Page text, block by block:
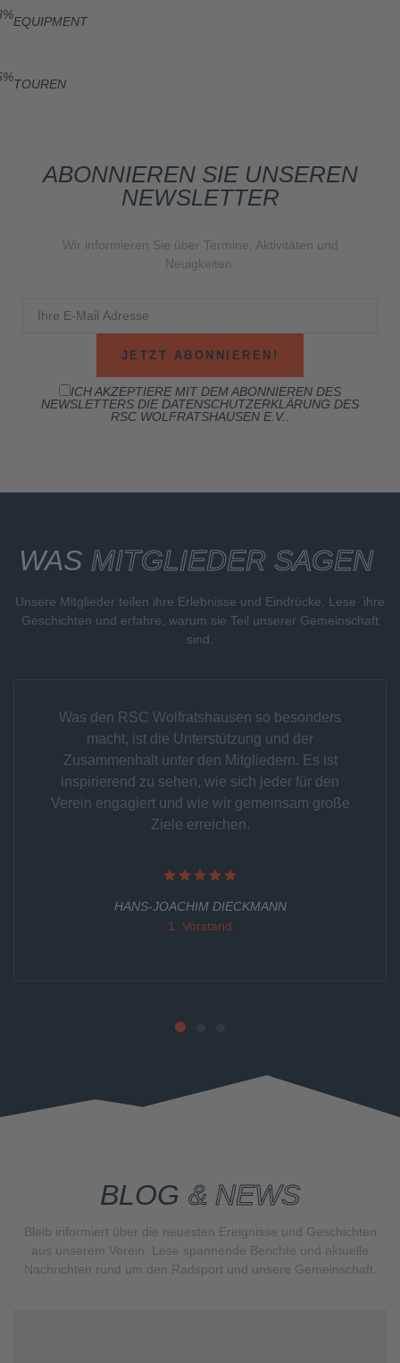
EQUIPMENT
TOUREN
ABONNIEREN SIE UNSEREN
NEWSLETTER
Wir informieren Sie über Termine, Aktivitäten und
Neuigkeiten.
ICH AKZEPTIERE MIT DEM ABONNIEREN DES
NEWSLETTERS DIE DATENSCHUTZERKLÄRUNG DES
RSC WOLFRATSHAUSEN E.V..
WAS MITGLIEDER SAGEN
Unsere Mitglieder teilen ihre Erlebnisse und Eindrücke. Lese ihre
Geschichten und erfahre, warum sie Teil unserer Gemeinschaft
sind.
Was den RSC Wolfratshausen so besonders
macht, ist die Unterstützung und der
Zusammenhalt unter den Mitgliedern. Es ist
inspirierend zu sehen, wie sich jeder für den
Verein engagiert und wie wir gemeinsam große
Ziele erreichen.
HANS-JOACHIM DIECKMANN
1. Vorstand
BLOG & NEWS
Bleib informiert über die neuesten Ereignisse und Geschichten
aus unserem Verein. Lese spannende Berichte und aktuelle
Nachrichten rund um den Radsport und unsere Gemeinschaft.